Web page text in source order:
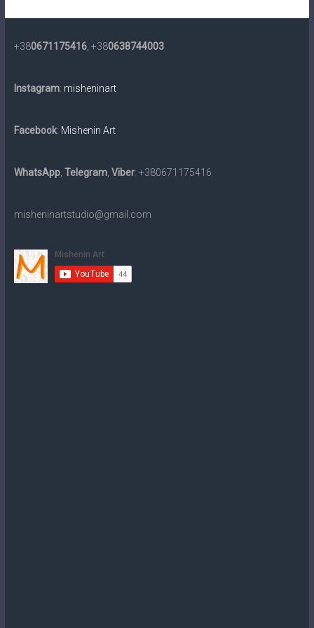
+380671175416, +380638744003
Instagram: misheninart
Facebook: Mishenin Art
WhatsApp, Telegram, Viber: +380671175416
misheninartstudio@gmail.com